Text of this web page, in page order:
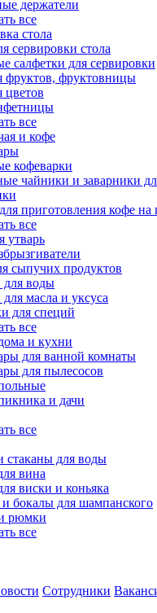
держатели
все
стола
сервировки стола
салфетки для сервировки
фруктов, фруктовницы
цветов
все
и кофе
кофеварки
чайники и заварники
приготовления кофе на
все
утварь
сыпучих продуктов
для воды
масла и уксуса
для специй
все
и кухни
для ванной комнаты
для пылесосов
и дачи
все
стаканы для воды
вина
виски и коньяка
бокалы для шампанского
рюмки
все
Сотрудники